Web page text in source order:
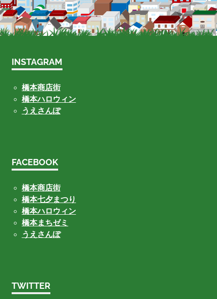
INSTAGRAM
橋本商店街
橋本ハロウィン
うえさんぽ
FACEBOOK
橋本商店街
橋本七夕まつり
橋本ハロウィン
橋本まちゼミ
うえさんぽ
TWITTER